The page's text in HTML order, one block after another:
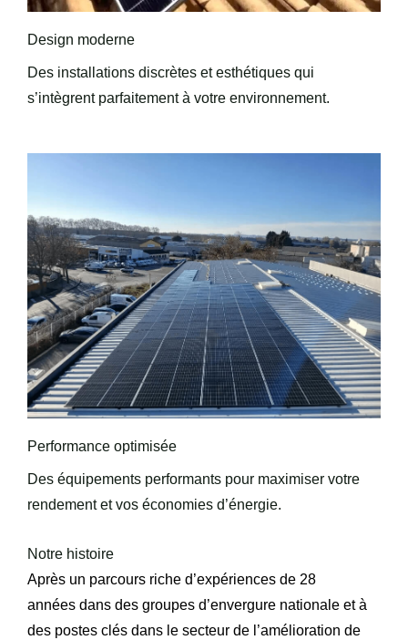
Design moderne
Des installations discrètes et esthétiques qui
s’intègrent parfaitement à votre environnement.
Performance optimisée
Des équipements performants pour maximiser votre
rendement et vos économies d’énergie.
Notre histoire
Après un parcours riche d’expériences de 28
années dans des groupes d’envergure nationale et à
des postes clés dans le secteur de l’amélioration de